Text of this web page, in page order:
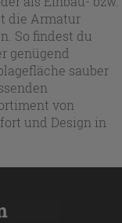
die Armatur
So findest du
genügend
sauber
von
und Design in